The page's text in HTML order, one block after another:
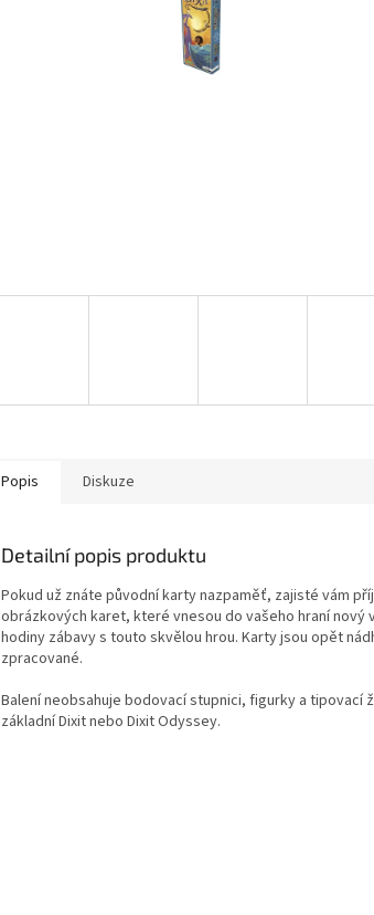
Popis Diskuze
Detailní popis produktu
Pokud už znáte původní karty nazpaměť, zajisté vám
obrázkových karet, které vnesou do vašeho hraní nový
hodiny zábavy s touto skvělou hrou. Karty jsou opět
zpracované.
Balení neobsahuje bodovací stupnici, figurky a tipovací
základní Dixit nebo Dixit Odyssey.